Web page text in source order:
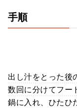
手順
出し汁をとった後
数回に分けてフー
鍋に入れ、ひたひ